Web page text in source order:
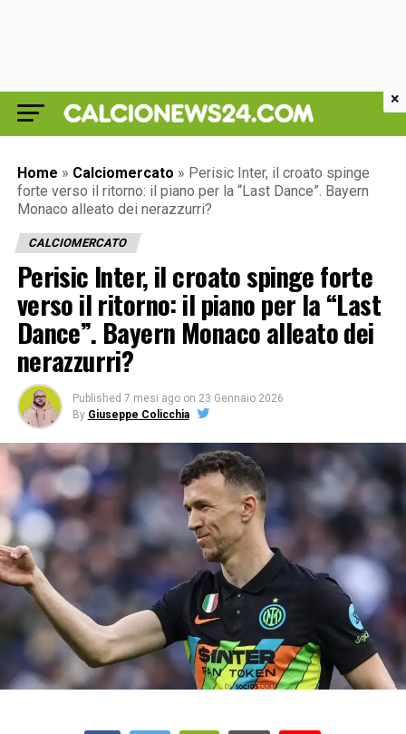
Home » Calciomercato » Perisic Inter, il croato spinge
forte verso il ritorno: il piano per la “Last Dance”. Bayern
Monaco alleato dei nerazzurri?
CALCIOMERCATO
Perisic Inter, il croato spinge forte
verso il ritorno: il piano per la “Last
Dance”. Bayern Monaco alleato dei
nerazzurri?
Published 7 mesi ago on 23 Gennaio 2026
By Giuseppe Colicchia
×